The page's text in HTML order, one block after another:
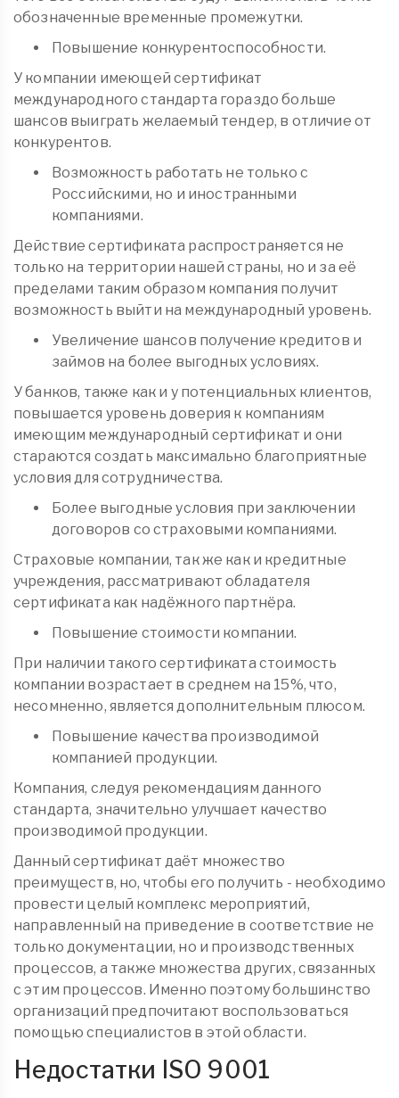
обозначенные временные промежутки.
Повышение конкурентоспособности.
У компании имеющей сертификат
международного стандарта гораздо больше
шансов выиграть желаемый тендер, в отличие от
конкурентов.
Возможность работать не только с
Российскими, но и иностранными
компаниями.
Действие сертификата распространяется не
только на территории нашей страны, но и за её
пределами таким образом компания получит
возможность выйти на международный уровень.
Увеличение шансов получение кредитов и
займов на более выгодных условиях.
У банков, также как и у потенциальных клиентов,
повышается уровень доверия к компаниям
имеющим международный сертификат и они
стараются создать максимально благоприятные
условия для сотрудничества.
Более выгодные условия при заключении
договоров со страховыми компаниями.
Страховые компании, так же как и кредитные
учреждения, рассматривают обладателя
сертификата как надёжного партнёра.
Повышение стоимости компании.
При наличии такого сертификата стоимость
компании возрастает в среднем на 15%, что,
несомненно, является дополнительным плюсом.
Повышение качества производимой
компанией продукции.
Компания, следуя рекомендациям данного
стандарта, значительно улучшает качество
производимой продукции.
Данный сертификат даёт множество
преимуществ, но, чтобы его получить - необходимо
провести целый комплекс мероприятий,
направленный на приведение в соответствие не
только документации, но и производственных
процессов, а также множества других, связанных
с этим процессов. Именно поэтому большинство
организаций предпочитают воспользоваться
помощью специалистов в этой области.
Недостатки ISO 9001